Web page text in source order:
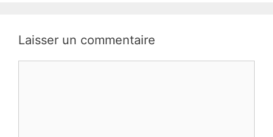
Laisser un commentaire